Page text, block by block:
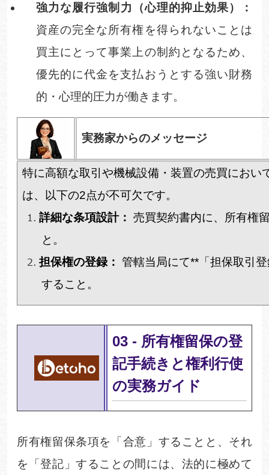
強力な履行強制力（心理的抑止効果）：
資産の完全な所有権を得られないことは
買主にとって事業上の制約となるため、
優先的に代金を支払おうとする強い財務
的・心理的圧力が働きます。
実務家からのメッセージ
特に高額な取引や機械設備・装置の売買にお
は、以下の2点が不可欠です。
詳細な条項設計： 売買契約書内に、所有権
と。
担保権の登録： 管轄当局にて**「担保取引
すること。
03 - 所有権留保の登
記手続きと権利行使
の実務ガイ ド
所有権留保条項を「合意」することと、それ
を「登記」することの間には、法的に極めて